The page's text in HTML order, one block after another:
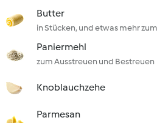
Butter
in Stücken, und etwas mehr
Paniermehl
zum Ausstreuen und Bestreuen
Knoblauchzehe
Parmesan